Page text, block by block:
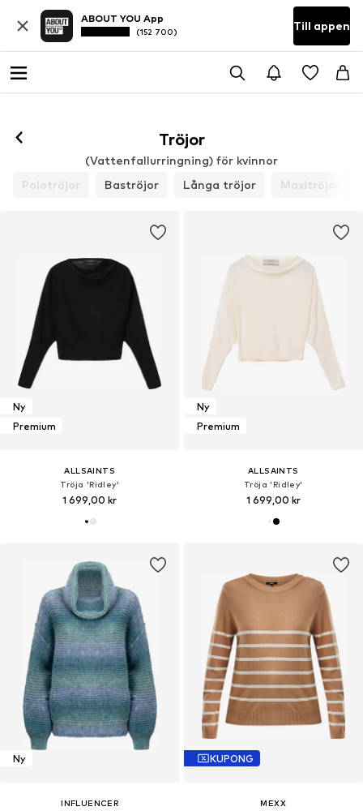
ABOUT YOU App
(152 700) Till appen
Tröjor
(Vattenfallurringning) för kvinnor
Polotröjor
Baströjor Långa tröjor Maxitröjor
Ny
Premium
ALLSAINTS
Tröja 'Ridley'
1 699,00 kr
Ny
Premium
ALLSAINTS
Tröja 'Ridley'
1 699,00 kr
Ny
INFLUENCER
KUPONG
MEXX